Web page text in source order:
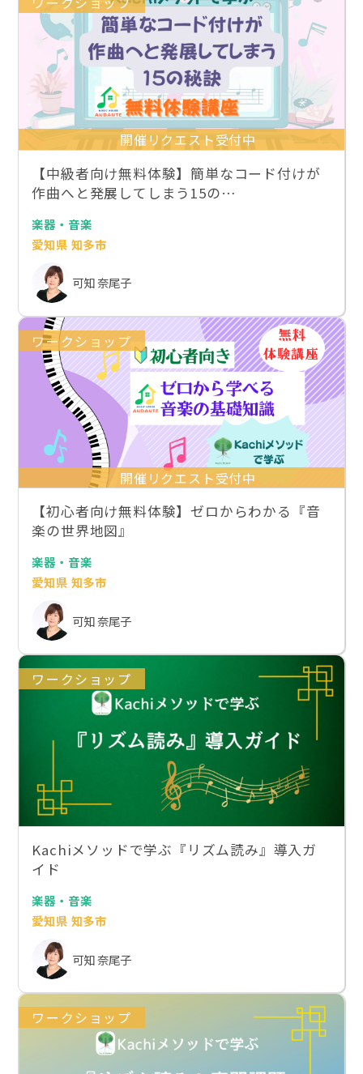
開催リクエスト受付中
【中級者向け無料体験】簡単なコード付けが
作曲へと発展してしまう15の…
楽器・音楽
愛知県 知多市
可知 奈尾子
ワークショップ
開催リクエスト受付中
【初心者向け無料体験】ゼロからわかる『音
楽の世界地図』
楽器・音楽
愛知県 知多市
可知 奈尾子
ワークショップ
Kachiメソッドで学ぶ『リズム読み』導入ガ
イド
楽器・音楽
愛知県 知多市
可知 奈尾子
ワークショップ